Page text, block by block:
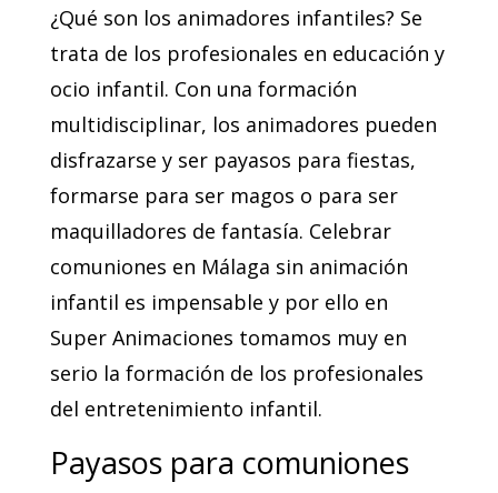
¿Qué son los animadores infantiles? Se
trata de los profesionales en educación y
ocio infantil. Con una formación
multidisciplinar, los animadores pueden
disfrazarse y ser payasos para fiestas,
formarse para ser magos o para ser
maquilladores de fantasía. Celebrar
comuniones en Málaga sin animación
infantil es impensable y por ello en
Super Animaciones tomamos muy en
serio la formación de los profesionales
del entretenimiento infantil.
Payasos para comuniones